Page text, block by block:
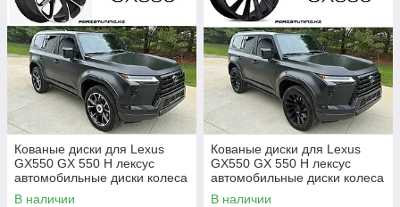
Кованые диски для Lexus
GX550 GX 550 H лексус
автомобильные диски колеса
ковка диск
В наличии
Кованые диски для Lexus
GX550 GX 550 H лексус
автомобильные диски колеса
ковка диск
В наличии